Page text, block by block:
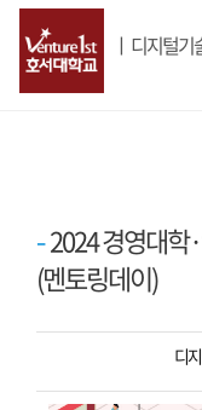
ㅣ 디지털기
2024 경영대학
(멘토링데이)
작성자
디